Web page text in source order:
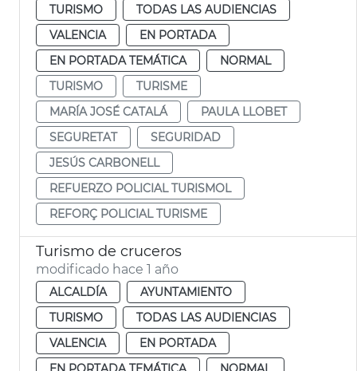
TURISMO
TODAS LAS AUDIENCIAS
VALENCIA
EN PORTADA
EN PORTADA TEMÁTICA
NORMAL
TURISMO
TURISME
MARÍA JOSÉ CATALÁ
PAULA LLOBET
SEGURETAT
SEGURIDAD
JESÚS CARBONELL
REFUERZO POLICIAL TURISMOL
REFORÇ POLICIAL TURISME
Turismo de cruceros
modificado hace 1 año
ALCALDÍA
AYUNTAMIENTO
TURISMO
TODAS LAS AUDIENCIAS
VALENCIA
EN PORTADA